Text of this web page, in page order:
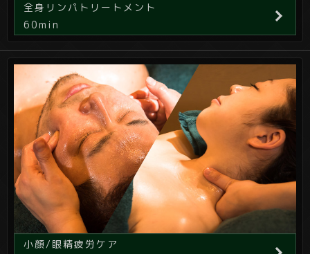
全身リンパトリートメント
60min
小顔/眼精疲労ケア